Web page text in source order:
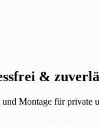
&
Montage für private